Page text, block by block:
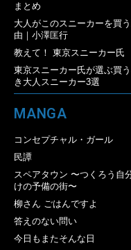
まとめ
大人がこのスニーカーを買
由｜小澤匡行
教えて！ 東京スニーカー氏
東京スニーカー氏が選ぶ買
き大人スニーカー3選
MANGA
コンセプチャル・ガール
民譚
スペアタウン 〜つくろう自
けの予備の街〜
柳さん ごはんですよ
答えのない問い
今日もまたそんな日